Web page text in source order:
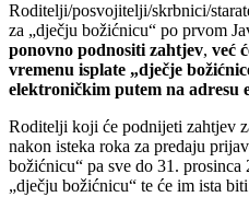
Roditelji/posvojitelji/skrbnici/
za „dječju božićnicu“ po prvom
ponovno podnositi zahtjev, već
vremenu isplate „dječje
elektroničkim putem na adresu
Roditelji koji će podnijeti zahtjev
nakon isteka roka za predaju
božićnicu“ pa sve do 31.
„dječju božićnicu“ te će im ista